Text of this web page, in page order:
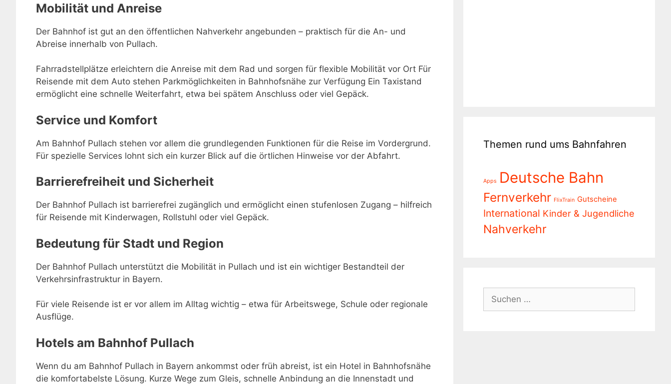
Mobilität und Anreise
Der Bahnhof ist gut an den öffentlichen Nahverkehr angebunden – praktisch für die An- und
Abreise innerhalb von Pullach.
Fahrradstellplätze erleichtern die Anreise mit dem Rad und sorgen für flexible Mobilität vor Ort Für
Reisende mit dem Auto stehen Parkmöglichkeiten in Bahnhofsnähe zur Verfügung Ein Taxistand
ermöglicht eine schnelle Weiterfahrt, etwa bei spätem Anschluss oder viel Gepäck.
Service und Komfort
Am Bahnhof Pullach stehen vor allem die grundlegenden Funktionen für die Reise im Vordergrund.
Für spezielle Services lohnt sich ein kurzer Blick auf die örtlichen Hinweise vor der Abfahrt.
Barrierefreiheit und Sicherheit
Der Bahnhof Pullach ist barrierefrei zugänglich und ermöglicht einen stufenlosen Zugang – hilfreich
für Reisende mit Kinderwagen, Rollstuhl oder viel Gepäck.
Bedeutung für Stadt und Region
Der Bahnhof Pullach unterstützt die Mobilität in Pullach und ist ein wichtiger Bestandteil der
Verkehrsinfrastruktur in Bayern.
Für viele Reisende ist er vor allem im Alltag wichtig – etwa für Arbeitswege, Schule oder regionale
Ausflüge.
Hotels am Bahnhof Pullach
Wenn du am Bahnhof Pullach in Bayern ankommst oder früh abreist, ist ein Hotel in Bahnhofsnähe
die komfortabelste Lösung. Kurze Wege zum Gleis, schnelle Anbindung an die Innenstadt und
Themen rund ums Bahnfahren
Apps Deutsche Bahn
Fernverkehr FlixTrain Gutscheine
International Kinder & Jugendliche
Nahverkehr
nach: